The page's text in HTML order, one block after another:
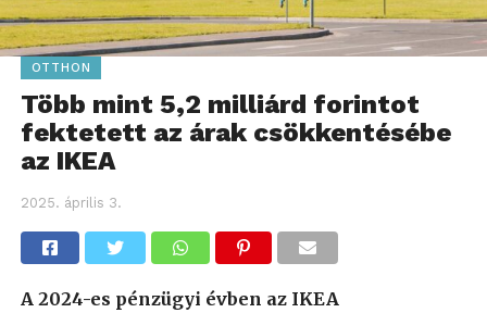
OTTHON
Több mint 5,2 milliárd forintot
fektetett az árak csökkentésébe
az IKEA
2025. április 3.
A 2024-es pénzügyi évben az IKEA